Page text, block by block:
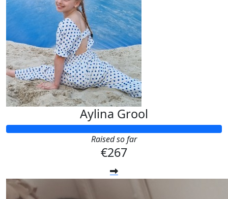
Aylina Grool
Raised so far
€267